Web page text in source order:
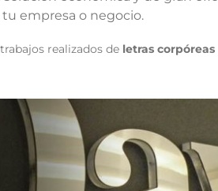
empresa o negocio.
realizados de letras corpóreas